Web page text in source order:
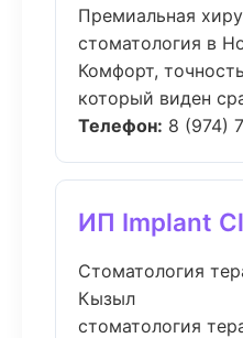
Премиальная
стоматология в
Комфорт,
который виден
Телефон: 8 (974)
ИП Implant
Стоматология
Кызыл
стоматология